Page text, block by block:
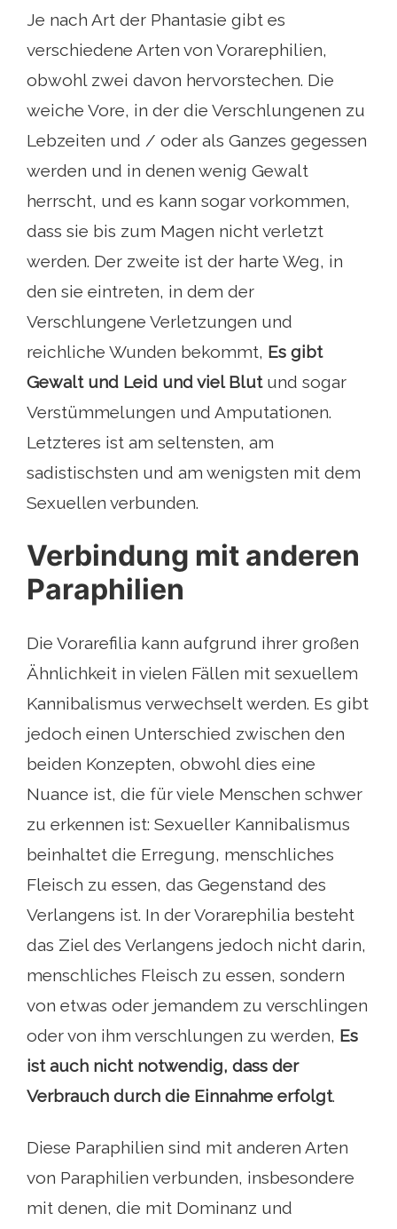
Je nach Art der Phantasie gibt es
verschiedene Arten von Vorarephilien,
obwohl zwei davon hervorstechen. Die
weiche Vore, in der die Verschlungenen zu
Lebzeiten und / oder als Ganzes gegessen
werden und in denen wenig Gewalt
herrscht, und es kann sogar vorkommen,
dass sie bis zum Magen nicht verletzt
werden. Der zweite ist der harte Weg, in
den sie eintreten, in dem der
Verschlungene Verletzungen und
reichliche Wunden bekommt, Es gibt
Gewalt und Leid und viel Blutund sogar
Verstümmelungen und Amputationen.
Letzteres ist am seltensten, am
sadistischsten und am wenigsten mit dem
Sexuellen verbunden.
Verbindung mit anderen
Paraphilien
Die Vorarefilia kann aufgrund ihrer großen
Ähnlichkeit in vielen Fällen mit sexuellem
Kannibalismus verwechselt werden. Es gibt
jedoch einen Unterschied zwischen den
beiden Konzepten, obwohl dies eine
Nuance ist, die für viele Menschen schwer
zu erkennen ist: Sexueller Kannibalismus
beinhaltet die Erregung, menschliches
Fleisch zu essen, das Gegenstand des
Verlangens ist. In der Vorarephilia besteht
das Ziel des Verlangens jedoch nicht darin,
menschliches Fleisch zu essen, sondern
von etwas oder jemandem zu verschlingen
oder von ihm verschlungen zu werden, Es
ist auch nicht notwendig, dass der
Verbrauch durch die Einnahme erfolgt.
Diese Paraphilien sind mit anderen Arten
von Paraphilien verbunden, insbesondere
mit denen, die mit Dominanz und